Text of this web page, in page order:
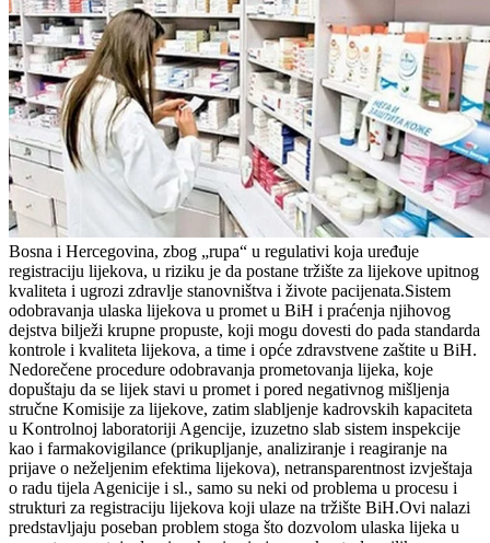
Bosna i Hercegovina, zbog „rupa“ u regulativi koja uređuje
registraciju lijekova, u riziku je da postane tržište za lijekove upitnog
kvaliteta i ugrozi zdravlje stanovništva i živote pacijenata.Sistem
odobravanja ulaska lijekova u promet u BiH i praćenja njihovog
dejstva bilježi krupne propuste, koji mogu dovesti do pada standarda
kontrole i kvaliteta lijekova, a time i opće zdravstvene zaštite u BiH.
Nedorečene procedure odobravanja prometovanja lijeka, koje
dopuštaju da se lijek stavi u promet i pored negativnog mišljenja
stručne Komisije za lijekove, zatim slabljenje kadrovskih kapaciteta
u Kontrolnoj laboratoriji Agencije, izuzetno slab sistem inspekcije
kao i farmakovigilance (prikupljanje, analiziranje i reagiranje na
prijave o neželjenim efektima lijekova), netransparentnost izvještaja
o radu tijela Agenicije i sl., samo su neki od problema u procesu i
strukturi za registraciju lijekova koji ulaze na tržište BiH.Ovi nalazi
predstavljaju poseban problem stoga što dozvolom ulaska lijeka u